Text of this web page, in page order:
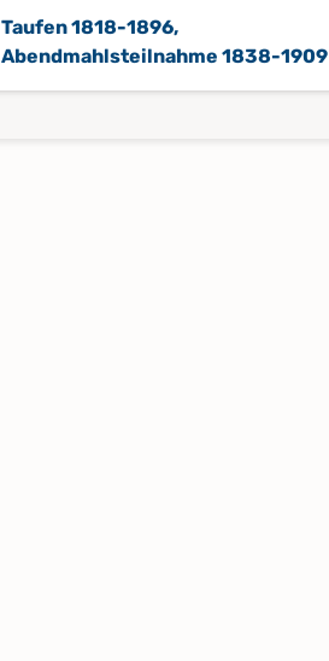
Taufen 1818-1896,
Abendmahlsteilnahme 1838-1909